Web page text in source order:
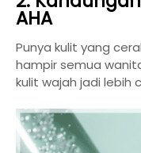
AHA
Punya kulit yang
hampir semua
kulit wajah jadi lebih